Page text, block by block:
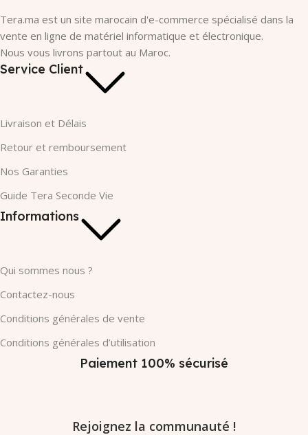
Tera.ma est un site marocain d'e-commerce spécialisé dans la
vente en ligne de matériel informatique et électronique.
Nous vous livrons partout au Maroc.
Service Client
Livraison et Délais
Retour et remboursement
Nos Garanties​
Guide Tera Seconde Vie
Informations
Qui sommes nous ?
Contactez-nous
Conditions générales de vente
Conditions générales d’utilisation
Paiement 100% sécurisé
Rejoignez la communauté !